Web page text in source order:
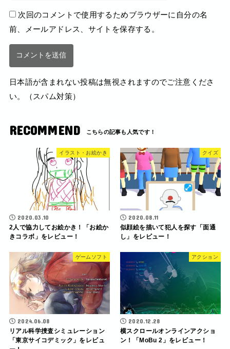
次回のコメントで使用するためブラウザーに自分の名
前、メールアドレス、サイトを保存する。
日本語が含まれない投稿は無視されますのでご注意くださ
い。（スパム対策）
RECOMMEND
イラスト・お絵かき
2020.03.10
2人で協力してお絵かき！「お絵か
きコラボ」をレビュー！
クイズ
2020.08.11
似顔絵を描いて犯人を探す「面通
し」をレビュー！
ゲームソフト
2024.06.08
リアル科学捜査シミュレーション
「東京サイコデミック」をレビュ
アクション
2020.12.28
横スクロールオンラインアクショ
ン！「MoBu 2」をレビュー！